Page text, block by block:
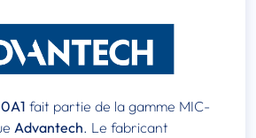
fait partie de la gamme MIC-
Advantech. Le fabricant